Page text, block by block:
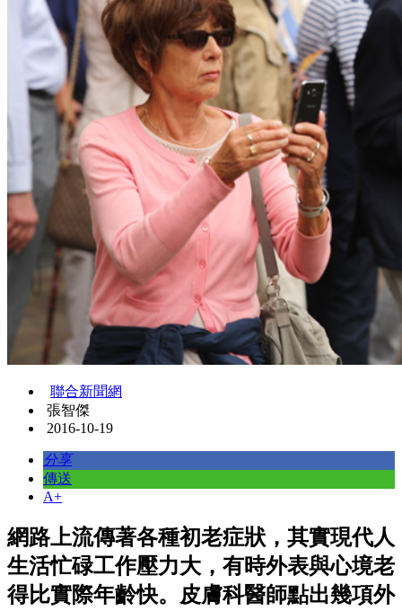
聯合新聞網
張智傑
2016-10-19
分享
傳送
A+
網路上流傳著各種初老症狀，其實現代人
生活忙碌工作壓力大，有時外表與心境老
得比實際年齡快。皮膚科醫師點出幾項外